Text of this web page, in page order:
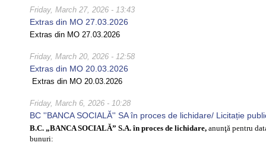
Friday, March 27, 2026 - 13:43
Extras din MO 27.03.2026
Extras din MO 27.03.2026
Friday, March 20, 2026 - 12:58
Extras din MO 20.03.2026
Extras din MO 20.03.2026
Friday, March 6, 2026 - 10:28
BC ''BANCA SOCIALĂ'' SA în proces de lichidare/ Licitație
B.C. „BANCA SOCIALĂ” S.A. în proces de lichidare, anunţă pentru
bunuri: